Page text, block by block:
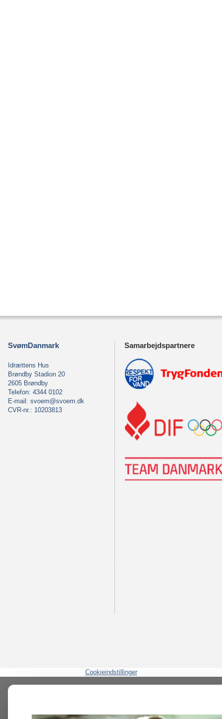
SvømDanmark
Idrættens Hus
Brøndby Stadion 20
2605 Brøndby
Telefon: 4344 0102
E-mail: svoem@svoem.dk
CVR-nr.: 10203813
Samarbejdspartnere
Cookieindstillinger